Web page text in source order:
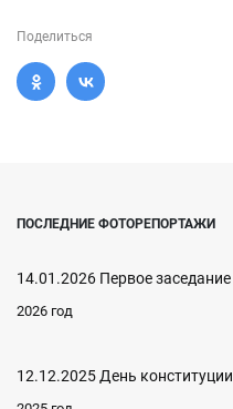
Поделиться
ПОСЛЕДНИЕ ФОТОРЕПОРТАЖИ
14.01.2026 Первое
2026 год
12.12.2025 День конституции